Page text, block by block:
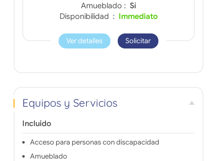
Amueblado : Sí
Disponibilidad : Immediato
Ver detalles Solicitar
Equipos y Servicios
Incluido
Acceso para personas con discapacidad
Amueblado